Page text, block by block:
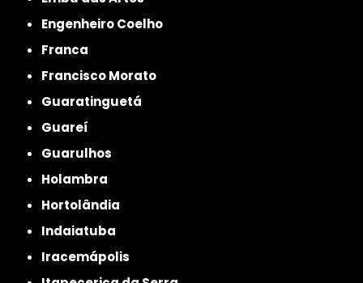
Engenheiro Coelho
Franca
Francisco Morato
Guaratinguetá
Guareí
Guarulhos
Holambra
Hortolândia
Indaiatuba
Iracemápolis